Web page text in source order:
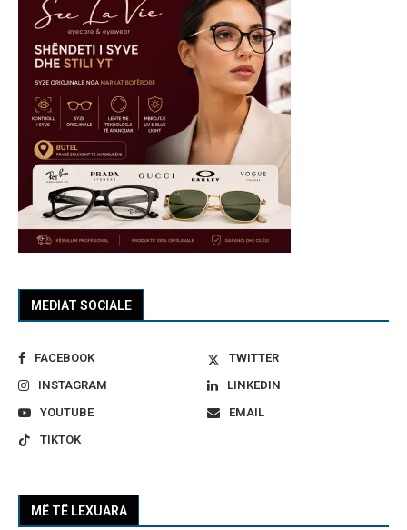
MEDIAT SOCIALE
FACEBOOK
TWITTER
INSTAGRAM
LINKEDIN
YOUTUBE
EMAIL
TIKTOK
MË TË LEXUARA